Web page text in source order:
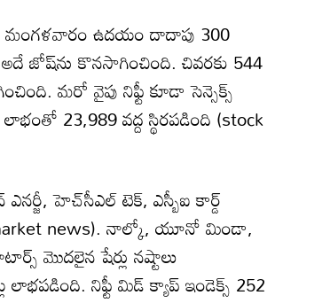
మంగళవారం ఉదయం దాదాపు 300
జోష్‌ను కొనసాగించింది. చివరకు 544
మరో వైపు నిఫ్టీ కూడా సెన్సెక్స్
23,989 వద్ద స్థిరపడింది (stock
ఎనర్జీ, హెచ్‌సీఎల్ టెక్, ఎస్బీఐ కార్డ్
news). నాల్కో, యూనో మిండా,
మొదలైన షేర్లు నష్టాలు
లాభపడింది. నిఫ్టీ మిడ్ క్యాప్ ఇండెక్స్ 252